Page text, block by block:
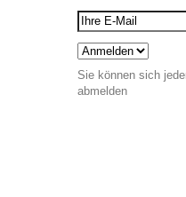
Sie können sich
abmelden